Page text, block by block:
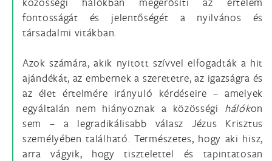
fontosságát és jelentőségét a nyilvános és
társadalmi vitákban.
Azok számára, akik nyitott szívvel elfogadták a hit
ajándékát, az embernek a szeretetre, az igazságra és
az élet értelmére irányuló kérdéseire – amelyek
egyáltalán nem hiányoznak a közösségi hálókon
sem – a legradikálisabb válasz Jézus Krisztus
személyében található. Természetes, hogy aki hisz,
arra vágyik, hogy tisztelettel és tapintatosan